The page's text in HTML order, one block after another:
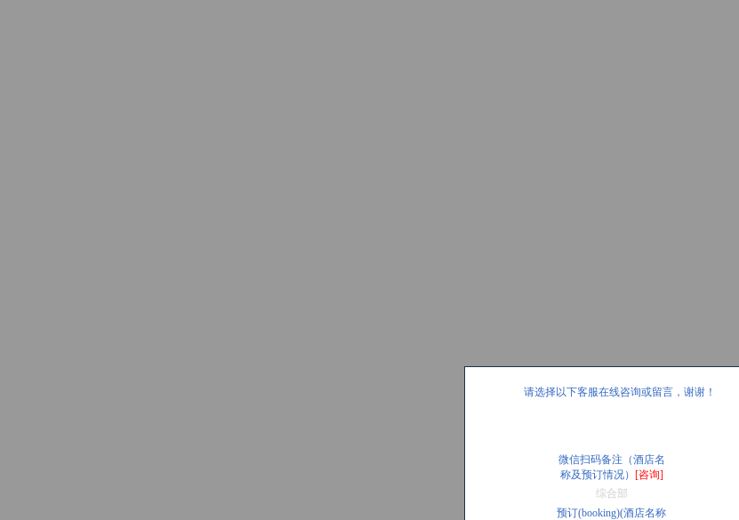
请选择以下客服在线咨询或留言，谢谢！
微信扫码备注（酒店名
称及预订情况） [咨询]
综合部
预订(booking)(酒店名称